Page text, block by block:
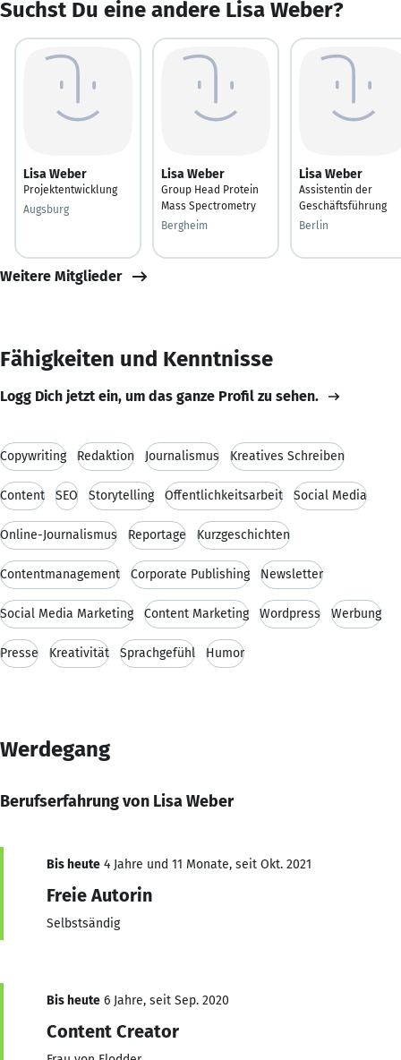
Suchst Du eine andere Lisa Weber?
Lisa Weber
Projektentwicklung
Augsburg
Lisa Weber
Group Head Protein
Mass Spectrometry
Bergheim
Lisa Weber
Assistentin der
Geschäftsführung
Berlin
Weitere Mitglieder
Fähigkeiten und Kenntnisse
Logg Dich jetzt ein, um das ganze Profil zu sehen.
Copywriting Redaktion Journalismus Kreatives Schreiben
Content SEO Storytelling Öffentlichkeitsarbeit Social Media
Online-Journalismus Reportage Kurzgeschichten
Contentmanagement Corporate Publishing Newsletter
Social Media Marketing Content Marketing Wordpress Werbung
Presse Kreativität Sprachgefühl Humor
Werdegang
Berufserfahrung von Lisa Weber
Bis heute 4 Jahre und 11 Monate, seit Okt. 2021
Freie Autorin
Selbstsändig
Bis heute 6 Jahre, seit Sep. 2020
Content Creator